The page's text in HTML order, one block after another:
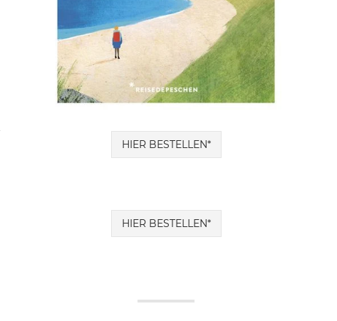
HIER BESTELLEN*
HIER BESTELLEN*